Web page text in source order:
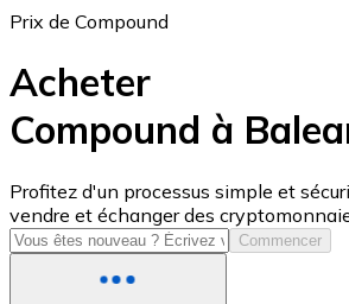
USD Coin
USDC
Prix de Compound
Acheter
Compound à
Profitez d'un processus simple et
vendre et échanger des
Commencer